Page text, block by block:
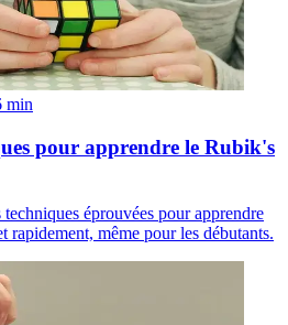
min
pour apprendre le Rubik's
éprouvées pour apprendre
rapidement, même pour les débutants.